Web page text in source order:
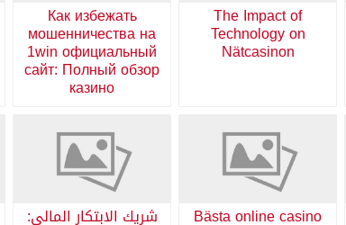
The Impact of
Technology on
Nätcasinon
Как избежать
мошенничества на
1win официальный
сайт: Полный обзор
казино
Bästa online casino شريك الابتكار المالي: